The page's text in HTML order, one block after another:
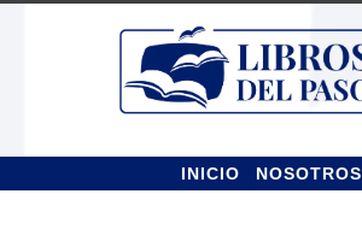
Ir
la
navegación
Ir
contenido
INICIO NOSOTROS